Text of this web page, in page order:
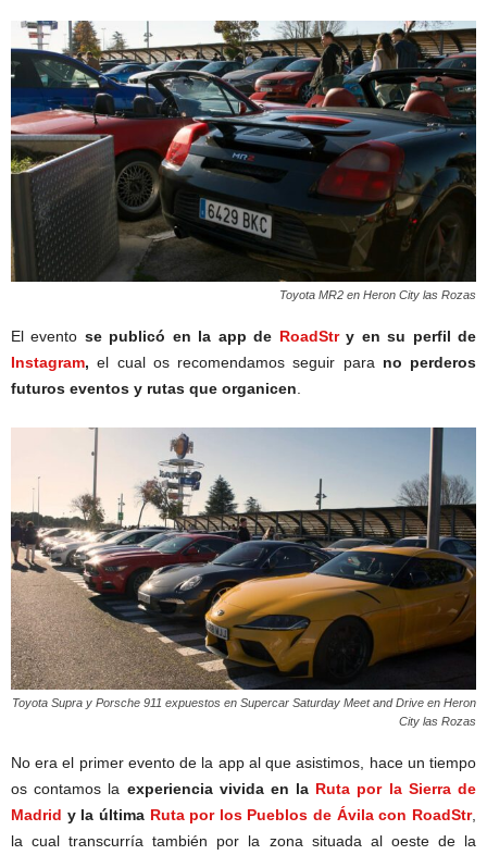
Toyota MR2 en Heron City las Rozas
El evento se publicó en la app de RoadStry en su perfil de
Instagram,el cual os recomendamos seguir para no perderos
futuros eventos y rutas que organicen.
Toyota Supra y Porsche 911 expuestos en Supercar Saturday Meet and Drive en Heron
City las Rozas
No era el primer evento de la app al que asistimos, hace un tiempo
os contamos la experiencia vivida en la Ruta por la Sierra de
Madrid y la última Ruta por los Pueblos de Ávila con RoadStr,
la cual transcurría también por la zona situada al oeste de la